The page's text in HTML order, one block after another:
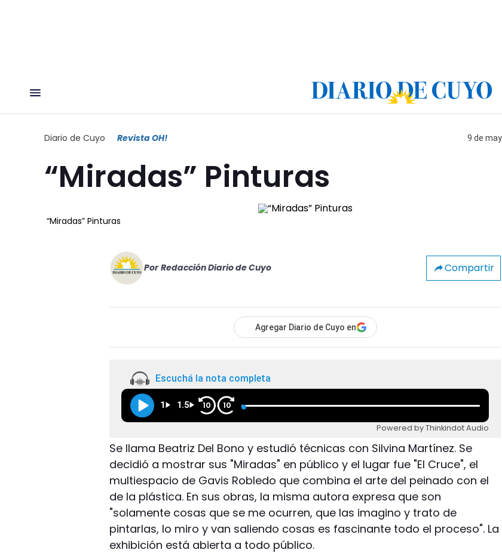
Diario de Cuyo Revista OH! 9 de
“Miradas” Pinturas
“Miradas” Pinturas
Por Redacción Diario de Cuyo Compartir
Agregar Diario de Cuyo en
Escuchá la nota completa
1 1.5 10 10
Powered by Thinkindot Audio
Se llama Beatriz Del Bono y estudió técnicas con Silvina Martínez. Se
decidió a mostrar sus "Miradas" en público y el lugar fue "El Cruce", el
multiespacio de Gavis Robledo que combina el arte del peinado con el
de la plástica. En sus obras, la misma autora expresa que son
"solamente cosas que se me ocurren, que las imagino y trato de
pintarlas, lo miro y van saliendo cosas es fascinante todo el proceso". La
exhibición está abierta a todo público.